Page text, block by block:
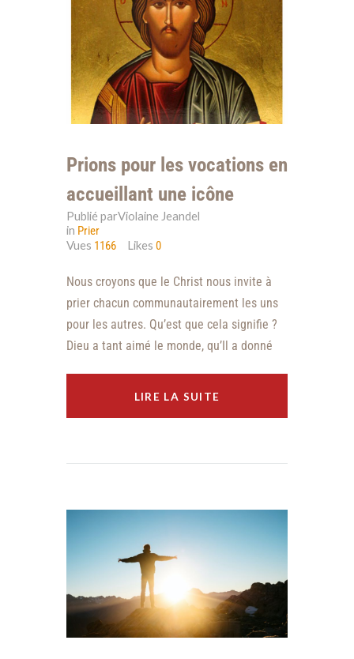
Prions pour les vocations en
accueillant une icône
Publié parViolaine Jeandel
in Prier
Vues 1166 Likes0
Nous croyons que le Christ nous invite à
prier chacun communautairement les uns
pour les autres. Qu’est que cela signifie ?
Dieu a tant aimé le monde, qu’Il a donné
LIRE LA SUITE